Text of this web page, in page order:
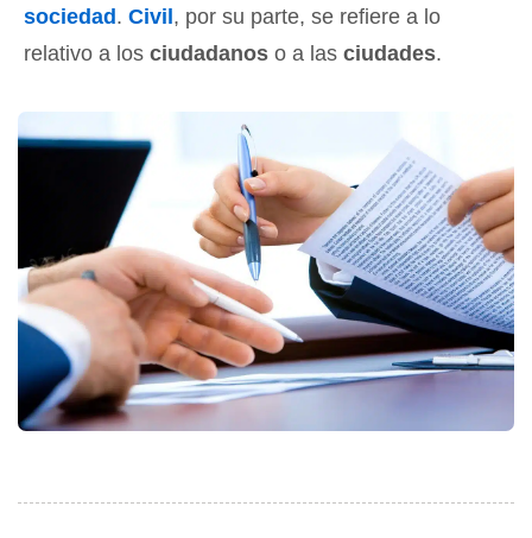
sociedad . Civil , por su parte, se refiere a lo
relativo a los ciudadanos o a las ciudades.